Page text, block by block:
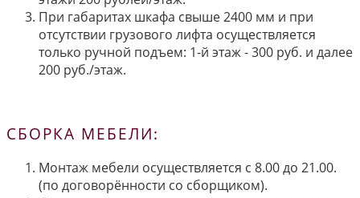
При габаритах шкафа свыше 2400 мм и при
отсутствии грузового лифта осуществляется
только ручной подъем: 1-й этаж - 300 руб. и далее
200 руб./этаж.
СБОРКА МЕБЕЛИ:
Монтаж мебели осуществляется с 8.00 до 21.00.
(по договорённости со сборщиком).